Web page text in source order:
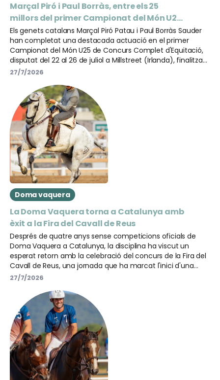
Marçal Piró i Paul Borràs, entre els 25
millors del primer Campionat del Món U25
de Concurs Complet
Els genets catalans Marçal Piró Patau i Paul Borràs Sauder
han completat una destacada actuació en el primer
Campionat del Món U25 de Concurs Complet d'Equitació,
disputat del 22 al 26 de juliol a Millstreet (Irlanda), finalitzant
tots dos entre els 25 millors classificats d'aquesta primera
27/7/2026
Doma vaquera
La Doma Vaquera torna a Catalunya amb
èxit a la Fira del Cavall de Reus
Després de quatre anys sense competicions oficials de
Doma Vaquera a Catalunya, la disciplina ha viscut un
esperat retorn amb la celebració del concurs de la Fira del
Cavall de Reus, una jornada que ha marcat l'inici d'una
nova etapa per a aquesta modalitat eqüestre al nostre
27/7/2026